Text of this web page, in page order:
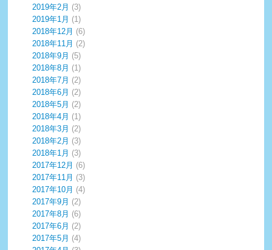
2019年2月 (3)
2019年1月 (1)
2018年12月 (6)
2018年11月 (2)
2018年9月 (5)
2018年8月 (1)
2018年7月 (2)
2018年6月 (2)
2018年5月 (2)
2018年4月 (1)
2018年3月 (2)
2018年2月 (3)
2018年1月 (3)
2017年12月 (6)
2017年11月 (3)
2017年10月 (4)
2017年9月 (2)
2017年8月 (6)
2017年6月 (2)
2017年5月 (4)